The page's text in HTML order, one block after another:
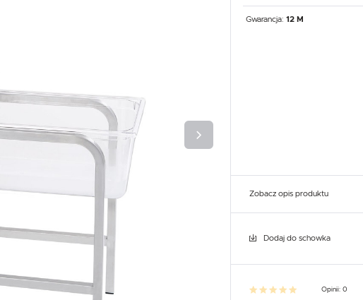
Gwarancja: 12 M
Zobacz opis produktu
Dodaj do schowka
Opinii: 0